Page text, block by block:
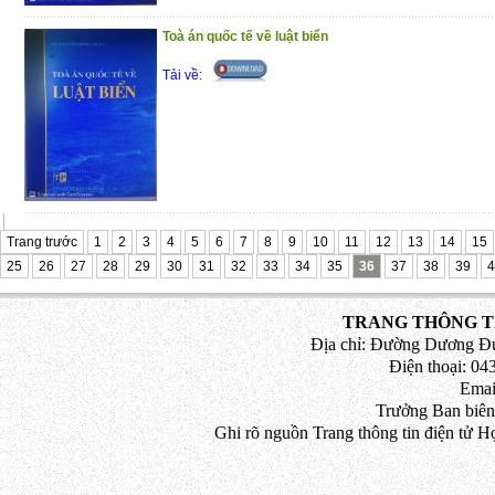
đồng trong hoạt động kinh doanh
Phần 4 : Pháp luật về giải quyết tranh
Trân trọng giới thiệu đến bạn đọc!
(29/10/2020)
Toà án quốc tế về luật biển
Tải về:
Trang trước 1 2 3 4 5 6 7 8 9 10 11 12 13 14
15
25
26 27 28 29 30 31 32 33 34 35 36 37 38 39
TRANG THÔNG
Địa chỉ: Đường Dương
Điện thoại:
Trưởng Ban
Ghi rõ nguồn Trang thông tin điện tử